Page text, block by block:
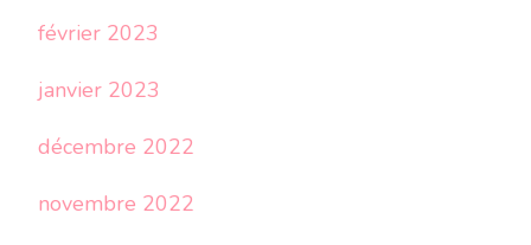
février 2023
janvier 2023
décembre 2022
novembre 2022